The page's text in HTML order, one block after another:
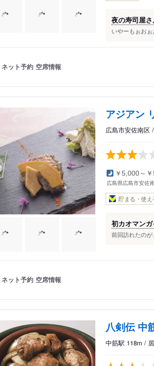
夜の寿司屋
いやーもぉお
ネット予約 空席情報
アジアン
広島市安佐南区
￥5,000～
広島県広島市安佐
貯まる・使え
初カオマン
前回訪れたの
ネット予約 空席情報
八剣伝 中
中筋駅 118m /